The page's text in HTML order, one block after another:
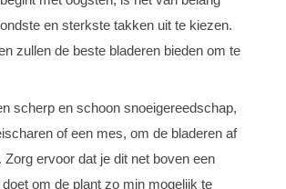
en sterkste takken uit te kiezen.
zullen de beste bladeren bieden om te
scherp en schoon snoeigereedschap,
of een mes, om de bladeren af
Zorg ervoor dat je dit net boven een
om de plant zo min mogelijk te